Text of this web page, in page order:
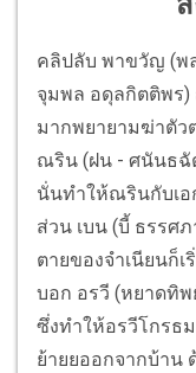
คลิปลับ พาขวัญ (พ
จุมพล อดุลกิตติพร)
มากพยายามฆ่าตัว
ณริน (ฝน - ศนันธฉั
นั่นทำให้ณรินกับเอ
ส่วน เบน (บี้ ธรรศ
ตายของจำเนียนก็เ
บอก อรวี (หยาดทิ
ซึ่งทำให้อรวีโกรธ
ย้ายยออกจากบ้าน